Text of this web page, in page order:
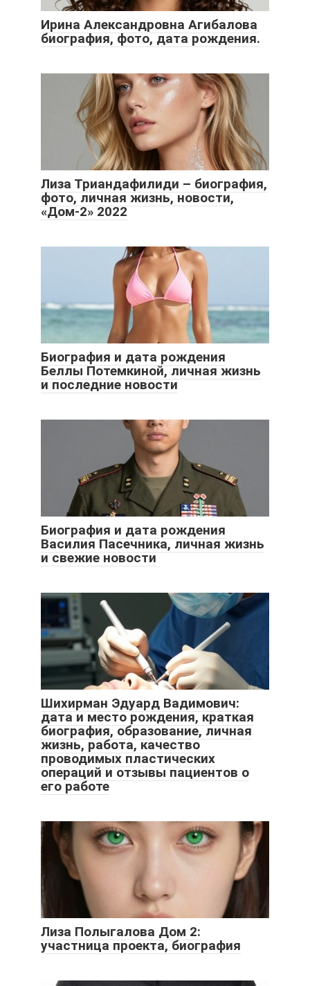
Ирина Александровна Агибалова
биография, фото, дата рождения.
Лиза Триандафилиди – биография,
фото, личная жизнь, новости,
«Дом-2» 2022
Биография и дата рождения
Беллы Потемкиной, личная жизнь
и последние новости
Биография и дата рождения
Василия Пасечника, личная жизнь
и свежие новости
Шихирман Эдуард Вадимович:
дата и место рождения, краткая
биография, образование, личная
жизнь, работа, качество
проводимых пластических
операций и отзывы пациентов о
его работе
Лиза Полыгалова Дом 2:
участница проекта, биография